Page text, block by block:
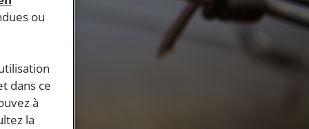
ou
dans ce
à
la